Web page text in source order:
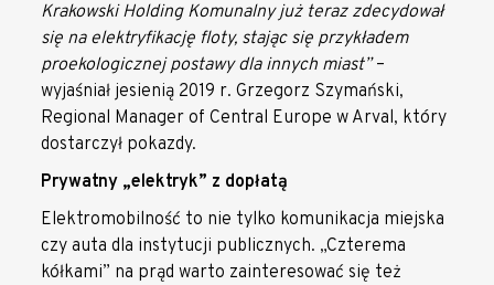
Krakowski Holding Komunalny już teraz zdecydował
się na elektryfikację floty, stając się przykładem
proekologicznej postawy dla innych miast”–
wyjaśniał jesienią 2019 r. Grzegorz Szymański,
Regional Manager of Central Europe w Arval, który
dostarczył pokazdy.
Prywatny „elektryk” z dopłatą
Elektromobilność to nie tylko komunikacja miejska
czy auta dla instytucji publicznych. „Czterema
kółkami” na prąd warto zainteresować się też